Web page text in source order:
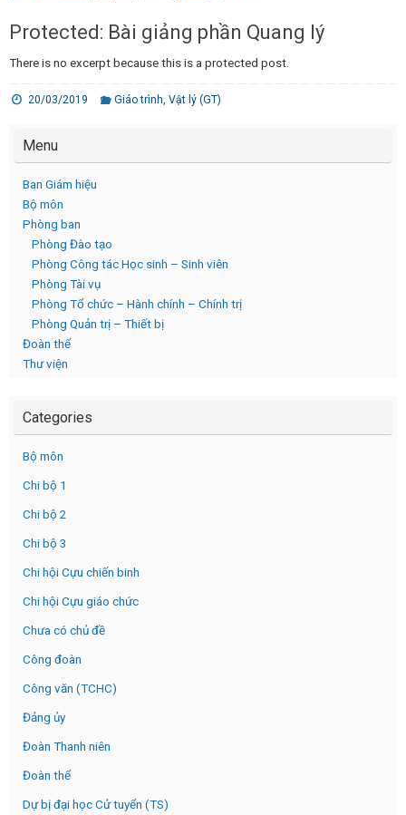
Protected: Bài giảng phần Quang lý
There is no excerpt because this is a protected post.
20/03/2019 Giáo trình,Vật lý (GT)
Menu
Ban Giám hiệu
Bộ môn
Phòng ban
Phòng Đào tạo
Phòng Công tác Học sinh – Sinh viên
Phòng Tài vụ
Phòng Tổ chức – Hành chính – Chính trị
Phòng Quản trị – Thiết bị
Đoàn thể
Thư viện
Categories
Bộ môn
Chi bộ 1
Chi bộ 2
Chi bộ 3
Chi hội Cựu chiến binh
Chi hội Cựu giáo chức
Chưa có chủ đề
Công đoàn
Công văn (TCHC)
Đảng ủy
Đoàn Thanh niên
Đoàn thể
Dự bị đại học Cử tuyển (TS)